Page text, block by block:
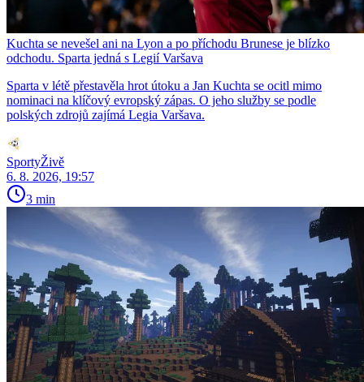
Kuchta se nevešel ani na Lyon a po příchodu Brunese je blízko
odchodu. Sparta jedná s Legií Varšava
Sparta v létě přestavěla hrot útoku a Jan Kuchta se ocitl mimo
nominaci na klíčový evropský zápas. O jeho služby se podle
polských zdrojů zajímá Legia Varšava.
SportyŽivě
6. 8. 2026, 19:57
3 min